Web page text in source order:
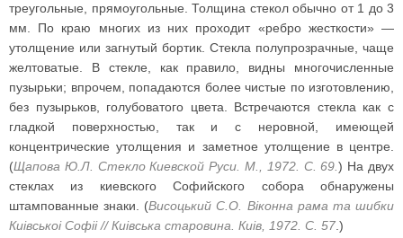
треугольные, прямоугольные. Толщина стекол обычно от 1 до 3
мм. По краю многих из них проходит «ребро жесткости» —
утолщение или загнутый бортик. Стекла полупрозрачные, чаще
желтоватые. В стекле, как правило, видны многочисленные
пузырьки; впрочем, попадаются более чистые по изготовлению,
без пузырьков, голубоватого цвета. Встречаются стекла как с
гладкой поверхностью, так и с неровной, имеющей
концентрические утолщения и заметное утолщение в центре.
(Щапова Ю.Л. Стекло Киевской Руси. М., 1972. С. 69.) На двух
стеклах из киевского Софийского собора обнаружены
штампованные знаки. (Висоцький С.О. Вiконна рама та шибки
Киiвськоi Софii // Киiвська старовина. Киiв, 1972. С. 57 .)